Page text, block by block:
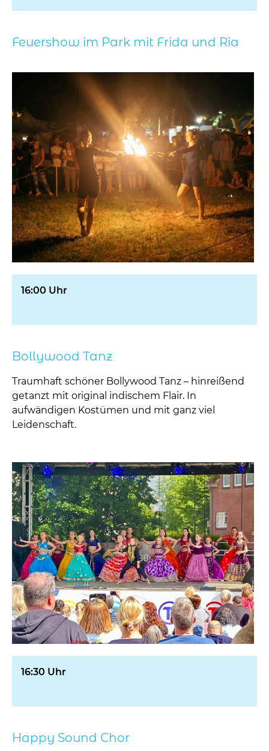
Feuershow im Park mit Frida und Ria
16:00 Uhr
Bollywood Tanz
Traumhaft schöner Bollywood Tanz – hinreißend
getanzt mit original indischem Flair. In
aufwändigen Kostümen und mit ganz viel
Leidenschaft.
16:30 Uhr
Happy Sound Chor